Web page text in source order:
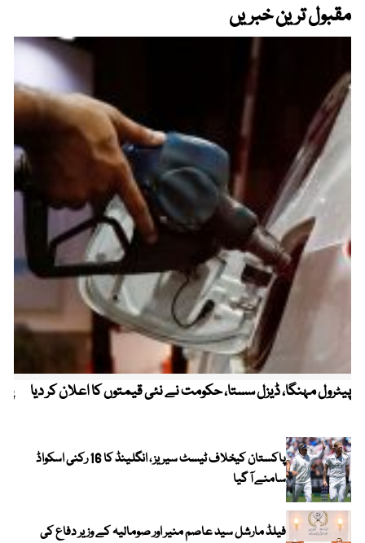
مقبول ترین خبریں
پیٹرول مہنگا، ڈیزل سستا، حکومت نے نئی قیمتوں کا اعلان کر دیا
پاکستان کیخلاف ٹیسٹ سیریز ، انگلینڈ کا 16 رکنی اسکواڈ
سامنے آ گیا
فیلڈ مارشل سید عاصم منیر اور صومالیہ کے وزیر دفاع کی